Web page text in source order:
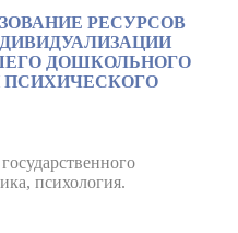
РЕСУРСОВ
ДОШКОЛЬНОГО
ПСИХИЧЕСКОГО
психология.